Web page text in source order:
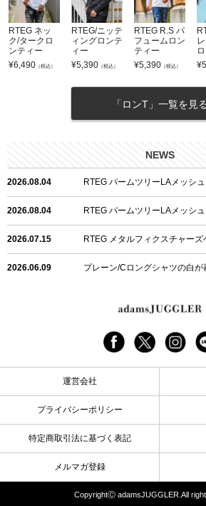
RTEG ネッ
ク/タークロ
ンティー
¥6,490 （税込）
RTEG/ニッテ
ィングロンテ
ィー
¥5,390 （税込）
RTEG R.S パ
フュームロン
ティー
¥5,390 （税込）
¥
「ロンT」一覧を見る
NEWS
2026.08.04 RTEG パームツリーLAメッシ
2026.08.04 RTEG パームツリーLAメッシ
2026.07.15 RTEG メタルフィクスチャー
2026.06.09 プレーン/Cロングシャツの白が
24/フリンジデニムロングパンツ
G/グレーペイントデニムロング
2026.04.23 I.W.D.Rデニムロングパンツ再
2026.04.23 ケミカルブラックデニムロング
RTEG R.S&Dデニムロングパン
RTEGO.Eショルダーバッグ入
運営会社
プライバシーポリシー
特定商取引法に基づく表記
メルマガ登録
CopyrightⒸ adamsJUGGLER.All